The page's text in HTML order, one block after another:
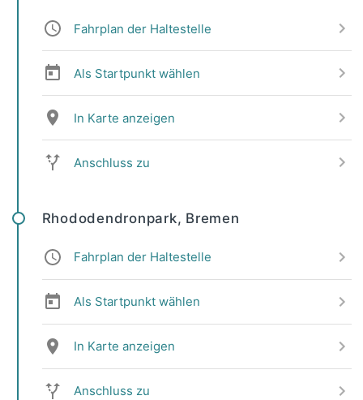
Fahrplan der Haltestelle
Als Startpunkt wählen
In Karte anzeigen
Anschluss zu
Rhododendronpark, Bremen
Fahrplan der Haltestelle
Als Startpunkt wählen
In Karte anzeigen
Anschluss zu